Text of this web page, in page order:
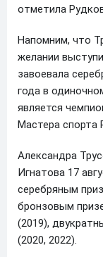
отметила
Напомним, что
желании
завоевала
года в
является
Мастера спорта
Александра
Игнатова 17
серебряным
бронзовым
(2019),
(2020, 2022).